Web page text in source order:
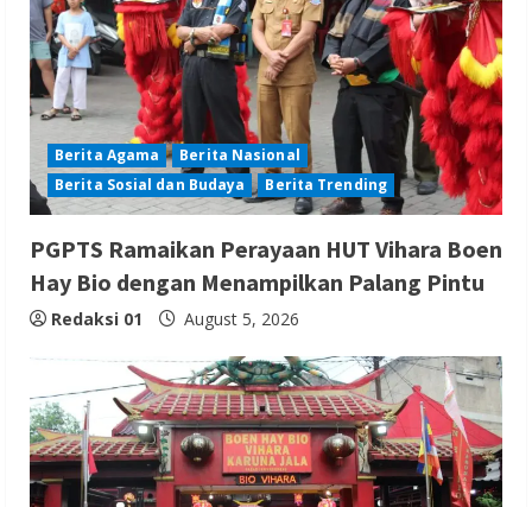
Berita Agama
Berita Nasional
Berita Sosial dan Budaya
Berita Trending
PGPTS Ramaikan Perayaan HUT Vihara Boen
Hay Bio dengan Menampilkan Palang Pintu
Redaksi 01 August 5, 2026